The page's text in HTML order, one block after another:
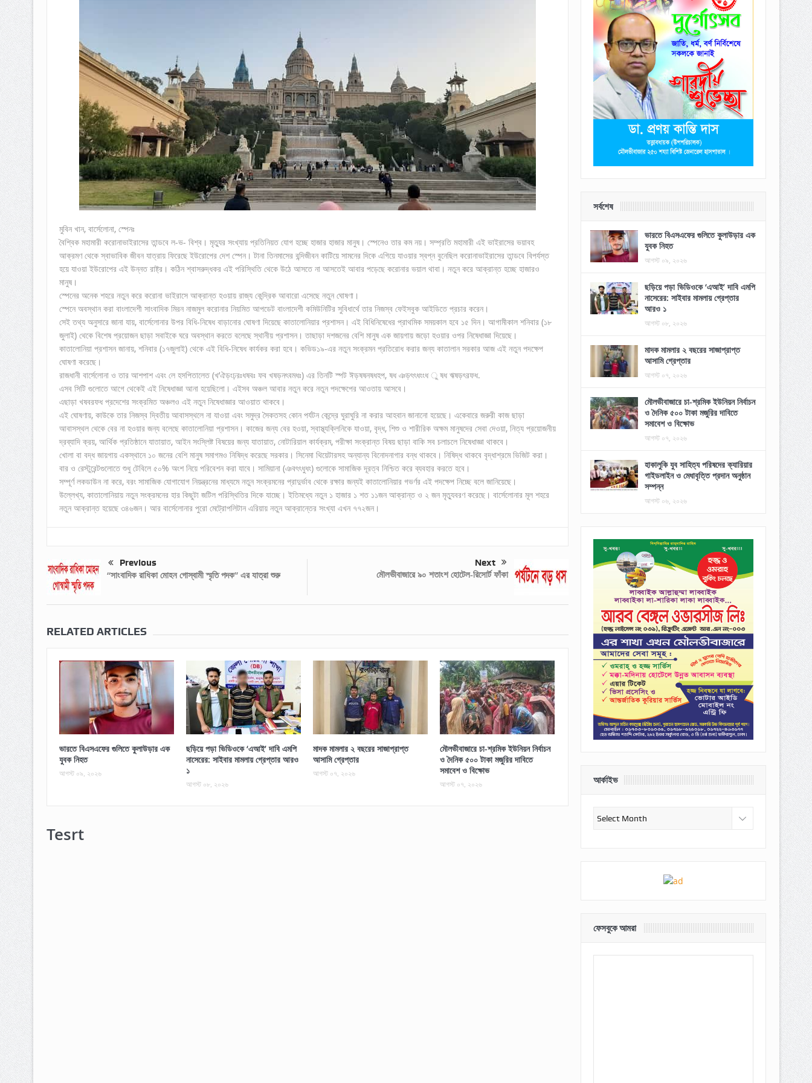
মুবিন খান, বার্সেলোনা, স্পেনঃ
বৈশ্বিক মহামারী করোনাভাইরাসের তান্ডবে ল-ভ- বিশ্ব। মৃত্যুর সংখ্যায় প্রতিনিয়ত যোগ হচ্ছে হাজার হাজার মানুষ। স্পেনেও তার কম নয়। সম্প্রতি মহামারী এই ভাইরাসের ভয়াবহ
আক্রমণ থেকে স্বাভাবিক জীবন যাত্রায় ফিরেছে ইউরোপের দেশ স্পেন। টানা তিনমাসের বন্দিজীবন কাটিয়ে সামনের দিকে এগিয়ে যাওয়ার স্বপ্ন বুনেছিল করোনাভাইরাসের তান্ডবে বিপর্যস্ত
হয়ে যাওয়া ইউরোপের এই উন্নত রাষ্ট্র। কঠিন শ্বাসরুদ্ধকর এই পরিস্থিতি থেকে উঠে আসতে না আসতেই আবার পড়েছে করোনার ভয়াল থাবা। নতুন করে আক্রান্ত হচ্ছে হাজারও
মানুষ।
স্পেনের অনেক শহরে নতুন করে করোনা ভাইরাসে আক্রান্ত হওয়ায় রাজ্য কেন্দ্রিক আবারো এসেছে নতুন ঘোষণা।
স্পেনে অবস্থান করা বাংলাদেশী সাংবাদিক মিরন নাজমুল করোনার নিয়মিত আপডেট বাংলাদেশী কমিউনিটির সুবিধার্থে তার নিজস্ব ফেইসবুক আইডিতে প্রচার করেন।
সেই তথ্য অনুসারে জানা যায়, বার্সেলোনার উপর বিধি-নিষেধ বাড়ানোর ঘোষণা দিয়েছে কাতালোনিয়ার প্রশাসন। এই বিধিনিষেধের প্রাথমিক সময়কাল হবে ১৫ দিন। আগামীকাল শনিবার (১৮
জুলাই) থেকে বিশেষ প্রয়োজন ছাড়া সবাইকে ঘরে অবস্থান করতে বলেছে স্থানীয় প্রশাসন। তাছাড়া দশজনের বেশি মানুষ এক জায়গায় জড়ো হওয়ার ওপর নিষেধাজ্ঞা দিয়েছে।
কাতালোনিয়া প্রশাসন জানায়, শনিবার (১৭জুলাই) থেকে এই বিধি-নিষেধ কার্যকর করা হবে। কভিড১৯-এর নতুন সংক্রমন প্রতিরোধ করার জন্য কাতালান সরকার আজ এই নতুন পদক্ষেপ
ঘোষণা করেছে।
রাজধানী বার্সেলোনা ও তার আশপাশ এবং লে হসপিতালেত (খ’ঐড়ংঢ়রঃধষবঃ ফব খষড়নৎবমধঃ) এর তিনটি স্পট ঈড়ষষনষধহপ, ষধ ঞড়ৎৎধংংধ ু ষধ ঋষড়ৎরফধ.
এসব সিটি গুলোতে আগে থেকেই এই নিষেধাজ্ঞা আনা হয়েছিলো। এইসব অঞ্চল আবার নতুন করে নতুন পদক্ষেপের আওতায় আসবে।
এছাড়া খষবরফধ প্রদেশের সংক্রমিত অঞ্চলও এই নতুন নিষেধাজ্ঞার আওয়াত থাকবে।
এই ঘোষণায়, কাউকে তার নিজস্ব দ্বিতীয় আবাসস্থলে না যাওয়া এবং সমুদ্র সৈকতসহ কোন পর্যটন কেন্দ্রে ঘুরাঘুরি না করার আহবান জানানো হয়েছে। একেবারে জরুরী কাজ ছাড়া
আবাসস্থল থেকে বের না হওয়ার জন্য বলেছে কাতালোনিয়া প্রশাসন। কাজের জন্য বের হওয়া, স্বাস্থ্যক্লিনিকে যাওয়া, বৃদ্ধ, শিশু ও শারীরিক অক্ষম মানুষদের সেবা দেওয়া, নিত্য প্রয়োজনীয়
দ্রব্যাদি ক্রয়, আর্থিক প্রতিষ্ঠানে যাতায়াত, আইন সংস্লিষ্ট বিষয়ের জন্য যাতায়াত, নোটারিয়াল কার্যক্রম, পরীক্ষা সংক্রান্ত বিষয় ছাড়া বাকি সব চলাচলে নিষেধাজ্ঞা থাকবে।
খোলা বা বদ্ধ জায়গায় একস্থানে ১০ জনের বেশি মানুষ সমাগমও নিষিদ্ধ করেছে সরকার। সিনেমা থিয়েটারসহ অন্যান্য বিনোদনাগার বন্ধ থাকবে। নিষিদ্ধ থাকবে বৃদ্ধাশ্রমে ভিজিট করা।
বার ও রেস্টুরেন্টগুলোতে শুধু টেবিলে ৫০% অংশ নিয়ে পরিবেশন করা যাবে। সামিয়ানা (ঞবৎৎধুধং) গুলোকে সামাজিক দূরত্ব নিশ্চিত করে ব্যবহার করতে হবে।
সম্পূর্ণ লকডাউন না করে, বরং সামাজিক যোগাযোগ নিয়ন্ত্রনের মাধ্যমে নতুন সংক্রমনের প্রাদুর্ভাব থেকে রক্ষার জন্যই কাতালোনিয়ার গভর্ণর এই পদক্ষেপ নিচ্ছে বলে জানিয়েছে।
উল্লেখ্য, কাতালোনিয়ায় নতুন সংক্রমনের হার কিছুটা জটিল পরিস্থিতির দিকে যাচ্ছে। ইতিমধ্যে নতুন ১ হাজার ১ শত ১১জন আক্রান্ত ও ২ জন মৃত্যুবরণ করেছে। বার্সেলোনার মূল শহরে
নতুন আক্রান্ত হয়েছে ৩৪৬জন। আর বার্সেলোনার পুরো মেট্রোপলিটান এরিয়ায় নতুন আক্রান্তের সংখ্যা এখন ৭৭২জন।
Previous
“সাংবাদিক রাধিকা মোহন গোস্বামী স্মৃতি পদক” এর যাত্রা শুরু
Next
মৌলভীবাজারে ৯০ শতাংশ হোটেল-রিসোর্ট ফাঁকা
RELATED ARTICLES
ভারতে বিএসএফের গুলিতে কুলাউড়ার এক
যুবক নিহত
আগস্ট ০৯, ২০২৬
ছড়িয়ে পড়া ভিডিওকে ‘এআই’ দাবি এমপি
নাসেরের: সাইবার মামলায় গ্রেপ্তার আরও
১
আগস্ট ০৮, ২০২৬
মাদক মামলার ২ বছরের সাজাপ্রাপ্ত
আসামি গ্রেপ্তার
আগস্ট ০৭, ২০২৬
মৌলভীবাজারে চা-শ্রমিক ইউনিয়ন নির্বাচন
ও দৈনিক ৫০০ টাকা মজুরির দাবিতে
সমাবেশ ও বিক্ষোভ
আগস্ট ০৭, ২০২৬
Tesrt
সর্বশেষ
ভারতে বিএসএফের গুলিতে কুলাউড়ার এক
যুবক নিহত
আগস্ট ০৯, ২০২৬
ছড়িয়ে পড়া ভিডিওকে ‘এআই’ দাবি এমপি
নাসেরের: সাইবার মামলায় গ্রেপ্তার
আরও ১
আগস্ট ০৮, ২০২৬
মাদক মামলার ২ বছরের সাজাপ্রাপ্ত
আসামি গ্রেপ্তার
আগস্ট ০৭, ২০২৬
মৌলভীবাজারে চা-শ্রমিক ইউনিয়ন নির্বাচন
ও দৈনিক ৫০০ টাকা মজুরির দাবিতে
সমাবেশ ও বিক্ষোভ
আগস্ট ০৭, ২০২৬
হাকালুকি যুব সাহিত্য পরিষদের ক্যারিয়ার
গাইডলাইন ও মেধাবৃত্তি প্রদান অনুষ্ঠান
সম্পন্ন
আগস্ট ০৬, ২০২৬
আর্কাইভ
আর্কাইভ
ফেসবুকে আমরা